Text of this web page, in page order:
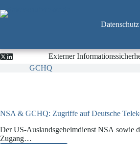
Inhalt
Datenschutz
Externer
GCHQ
NSA & GCHQ: Zugriffe auf Deutsche
Der US-Auslandsgeheimdienst NSA sowie
Zugang…